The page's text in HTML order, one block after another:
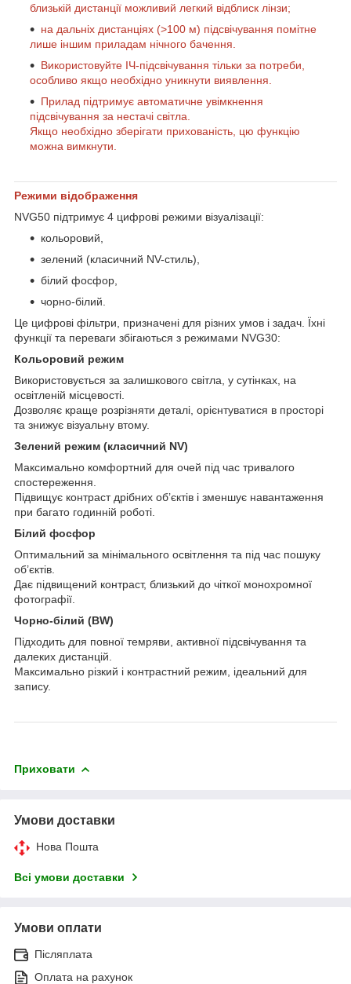
близькій дистанції можливий легкий відблиск лінзи;
на дальніх дистанціях (>100 м) підсвічування помітне
лише іншим приладам нічного бачення.
Використовуйте ІЧ-підсвічування тільки за потреби,
особливо якщо необхідно уникнути виявлення.
Прилад підтримує автоматичне увімкнення
підсвічування за нестачі світла.
Якщо необхідно зберігати прихованість, цю функцію
можна вимкнути.
Режими відображення
NVG50 підтримує 4 цифрові режими візуалізації:
кольоровий,
зелений (класичний NV-стиль),
білий фосфор,
чорно-білий.
Це цифрові фільтри, призначені для різних умов і задач. Їхні
функції та переваги збігаються з режимами NVG30:
Кольоровий режим
Використовується за залишкового світла, у сутінках, на
освітленій місцевості.
Дозволяє краще розрізняти деталі, орієнтуватися в просторі
та знижує візуальну втому.
Зелений режим (класичний NV)
Максимально комфортний для очей під час тривалого
спостереження.
Підвищує контраст дрібних об’єктів і зменшує навантаження
при багато годинній роботі.
Білий фосфор
Оптимальний за мінімального освітлення та під час пошуку
об’єктів.
Дає підвищений контраст, близький до чіткої монохромної
фотографії.
Чорно-білий (BW)
Підходить для повної темряви, активної підсвічування та
далеких дистанцій.
Максимально різкий і контрастний режим, ідеальний для
запису.
Приховати
Умови доставки
Нова Пошта
Всі умови доставки
Умови оплати
Післяплата
Оплата на рахунок